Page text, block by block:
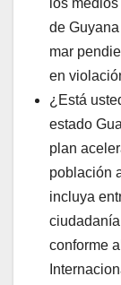
los
de
mar
en
¿Está
estado
plan
población
incluya
conforme